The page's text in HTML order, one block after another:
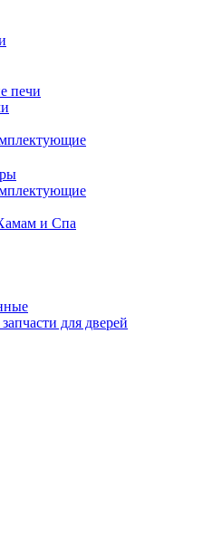
печи
и Спа
для дверей